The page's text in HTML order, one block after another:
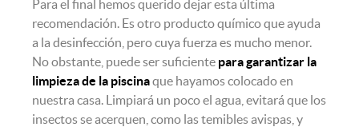
Para el final hemos querido dejar esta última
recomendación. Es otro producto químico que ayuda
a la desinfección, pero cuya fuerza es mucho menor.
No obstante, puede ser suficiente para garantizar la
limpieza de la piscinaque hayamos colocado en
nuestra casa. Limpiará un poco el agua, evitará que los
insectos se acerquen, como las temibles avispas, y